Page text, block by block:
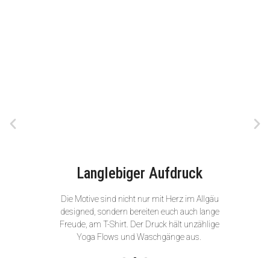
Langlebiger Aufdruck
Die Motive sind nicht nur mit Herz im Allgäu
designed, sondern bereiten euch auch lange
Freude, am T-Shirt. Der Druck hält unzählige
Yoga Flows und Waschgänge aus.